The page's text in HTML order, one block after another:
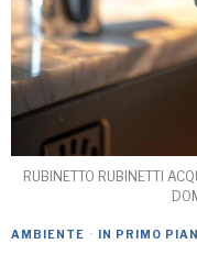
RUBINETTO RUBINETTI
AMBIENTE · IN PRIMO